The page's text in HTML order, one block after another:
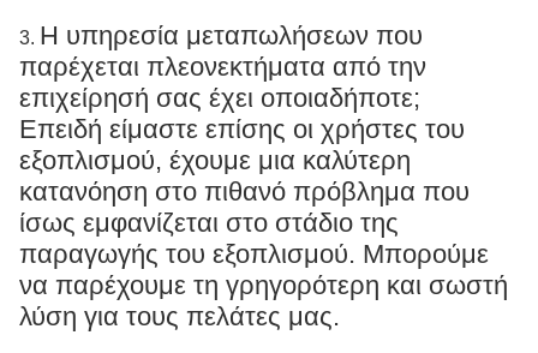
3. Η υπηρεσία μεταπωλήσεων που
παρέχεται πλεονεκτήματα από την
επιχείρησή σας έχει οποιαδήποτε;
Επειδή είμαστε επίσης οι χρήστες του
εξοπλισμού, έχουμε μια καλύτερη
κατανόηση στο πιθανό πρόβλημα που
ίσως εμφανίζεται στο στάδιο της
παραγωγής του εξοπλισμού. Μπορούμε
να παρέχουμε τη γρηγορότερη και σωστή
λύση για τους πελάτες μας.